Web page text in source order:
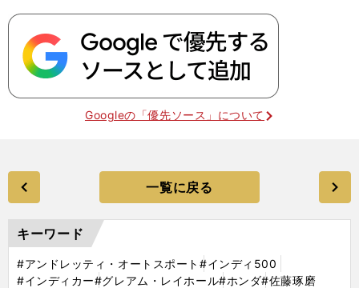
Googleの「優先ソース」について
一覧に戻る
キーワード
#アンドレッティ・オートスポート #インディ500
#インディカー#グレアム・レイホール#ホンダ#佐藤琢磨